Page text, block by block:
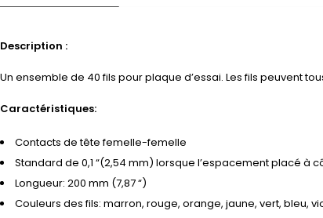
Description :
Un ensemble de 40 fils pour plaque d’essai. Les fils peuvent
Caractéristiques:
Contacts de tête femelle-femelle
Standard de 0,1 “(2,54 mm) lorsque l’espacement placé à
Longueur: 200 mm (7,87 “)
Couleurs des fils: marron, rouge, orange, jaune, vert,